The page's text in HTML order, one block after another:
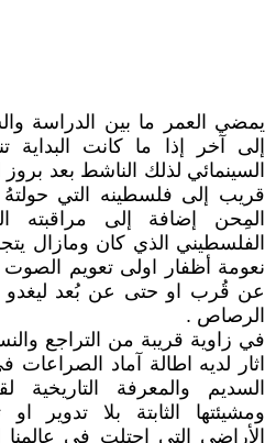
يمضي العمر ما بين الدراسة
إلى آخر إذا ما كانت البداية
السينمائي لذلك الناشط بعد
قريب إلى فلسطينه التي حولتهُ
المِحن إضافة إلى مراقبته
الفلسطيني الذي كان ومازال
نعومة أظفار اولى تعويم الصوت
عن قُرب او حتى عن بُعد
الرصاص .
في زاوية قريبة من التراجع
اثار لديه اطالة آماد
السديم والمعرفة
ومشيئتها الثابتة بلا تدوير
الأراضي التي احتلت في عالمنا